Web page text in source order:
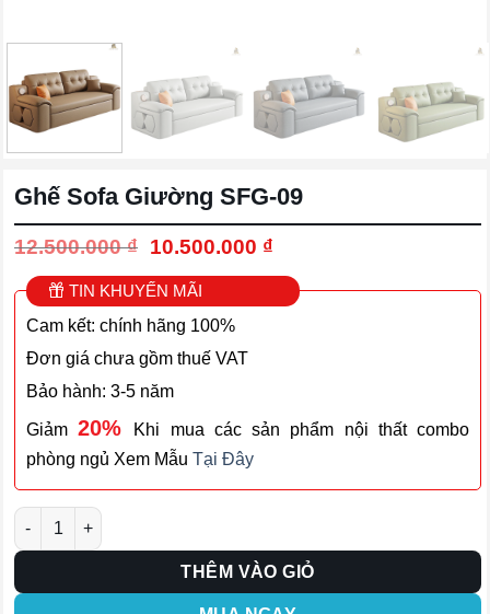
Ghế Sofa Giường SFG-09
12.500.000₫ Giá
là:
12.500.000 ₫.
10.500.000 ₫Giá
tại
là:
TIN KHUYẾN MÃI
Cam kết: chính hãng 100%
Đơn giá chưa gồm thuế VAT
Bảo hành: 3-5 năm
Giảm20%
Khi mua các sản phẩm nội thất combo
phòng ngủ Xem Mẫu Tại Đây
Ghế Sofa Giường SFG-09 số lượng
THÊM VÀO GIỎ